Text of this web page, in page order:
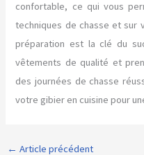
confortable, ce qui vous
techniques de chasse et sur
préparation est la clé du
vêtements de qualité et
des journées de chasse
votre gibier en cuisine pour
← Article précédent